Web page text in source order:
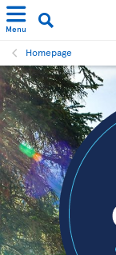
Menu
Homepage